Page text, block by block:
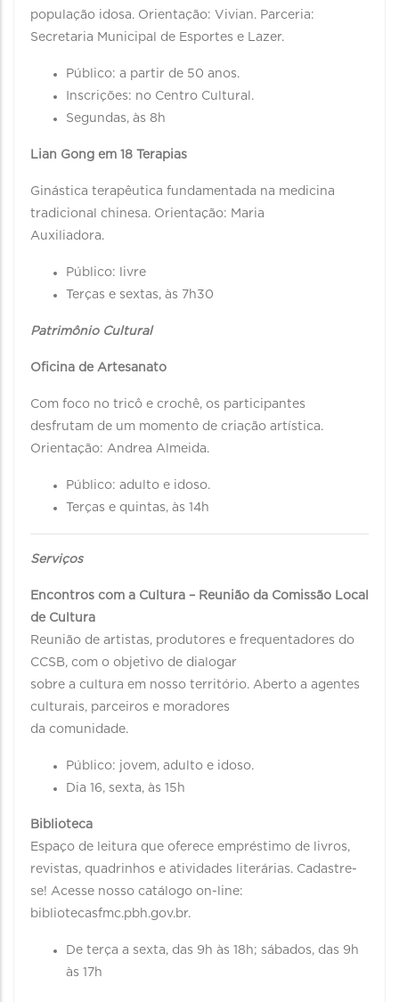
população idosa. Orientação: Vivian. Parceria:
Secretaria Municipal de Esportes e Lazer.
Público: a partir de 50 anos.
Inscrições: no Centro Cultural.
Segundas, às 8h
Lian Gong em 18 Terapias
Ginástica terapêutica fundamentada na medicina
tradicional chinesa. Orientação: Maria
Auxiliadora.
Público: livre
Terças e sextas, às 7h30
Patrimônio Cultural
Oficina de Artesanato
Com foco no tricô e crochê, os participantes
desfrutam de um momento de criação artística.
Orientação: Andrea Almeida.
Público: adulto e idoso.
Terças e quintas, às 14h
Serviços
Encontros com a Cultura – Reunião da Comissão Local
de Cultura
Reunião de artistas, produtores e frequentadores do
CCSB, com o objetivo de dialogar
sobre a cultura em nosso território. Aberto a agentes
culturais, parceiros e moradores
da comunidade.
Público: jovem, adulto e idoso.
Dia 16, sexta, às 15h
Biblioteca
Espaço de leitura que oferece empréstimo de livros,
revistas, quadrinhos e atividades literárias. Cadastre-
se! Acesse nosso catálogo on-line:
bibliotecasfmc.pbh.gov.br.
De terça a sexta, das 9h às 18h; sábados, das 9h
às 17h